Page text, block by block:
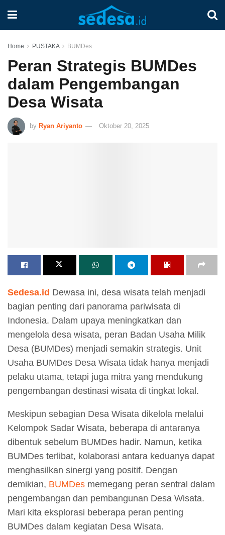
Home PUSTAKA BUMDes
Peran Strategis BUMDes
dalam Pengembangan
Desa Wisata
by Ryan Ariyanto Oktober 20, 2025
Sedesa.id Dewasa ini, desa wisata telah menjadi
bagian penting dari panorama pariwisata di
Indonesia. Dalam upaya meningkatkan dan
mengelola desa wisata, peran Badan Usaha Milik
Desa (BUMDes) menjadi semakin strategis. Unit
Usaha BUMDes Desa Wisata tidak hanya menjadi
pelaku utama, tetapi juga mitra yang mendukung
pengembangan destinasi wisata di tingkat lokal.
Meskipun sebagian Desa Wisata dikelola melalui
Kelompok Sadar Wisata, beberapa di antaranya
dibentuk sebelum BUMDes hadir. Namun, ketika
BUMDes terlibat, kolaborasi antara keduanya dapat
menghasilkan sinergi yang positif. Dengan
demikian, BUMDes memegang peran sentral dalam
pengembangan dan pembangunan Desa Wisata.
Mari kita eksplorasi beberapa peran penting
BUMDes dalam kegiatan Desa Wisata.